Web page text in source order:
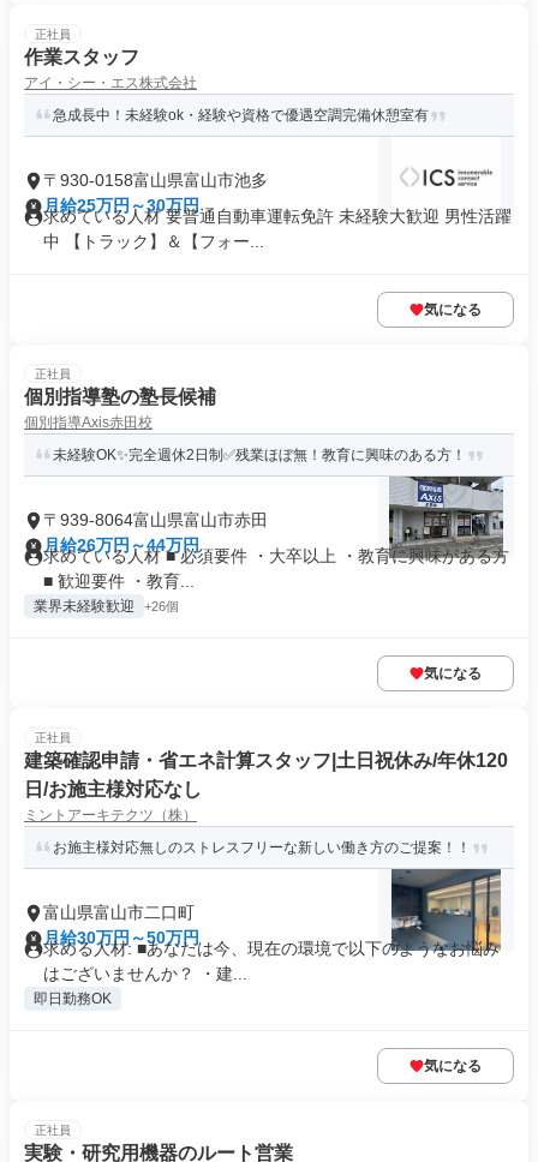
正社員
作業スタッフ
アイ・シー・エス株式会社
急成長中！未経験ok・経験や資格で優遇空調完備休憩室有
〒930-0158富山県富山市池多
月給25万円～30万円
求めている人材 要普通自動車運転免許 未経験大歓迎 男性活躍
中 【トラック】＆【フォー...
気になる
正社員
個別指導塾の塾長候補
個別指導Axis赤田校
未経験OK✨完全週休2日制✅残業ほぼ無！教育に興味のある方！
〒939-8064富山県富山市赤田
月給26万円～44万円
求めている人材 ■ 必須要件 ・大卒以上 ・教育に興味がある方
■ 歓迎要件 ・教育...
業界未経験歓迎 +26個
気になる
正社員
建築確認申請・省エネ計算スタッフ|土日祝休み/年休120
日/お施主様対応なし
ミントアーキテクツ（株）
お施主様対応無しのストレスフリーな新しい働き方のご提案！！
富山県富山市二口町
月給30万円～50万円
求める人材: ■あなたは今、現在の環境で以下のようなお悩み
はございませんか？ ・建...
即日勤務OK
気になる
正社員
実験・研究用機器のルート営業